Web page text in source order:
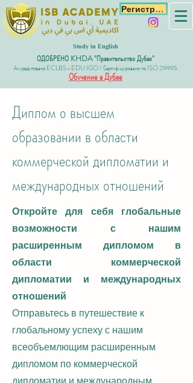
Регистрация
Study in English
ОДОБРЕНО KHDA "Правительство Дубая"
Аккредитовано ECLBS и EDU IGO / Сертифицировано по ISO 29995
Обучение в Дубае
Диплом о высшем
образовании в области
коммерческой дипломатии и
международных отношений
Откройте для себя глобальные
возможности с нашим
расширенным дипломом в
области коммерческой
дипломатии и международных
отношений
Отправьтесь в путешествие к
глобальному успеху с нашим
всеобъемлющим расширенным
дипломом по коммерческой